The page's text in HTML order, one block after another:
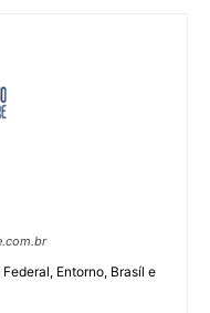
Entorno, Brasíl e